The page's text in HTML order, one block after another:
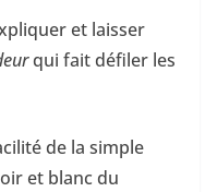
et laisser
qui fait défiler les
de la simple
et blanc du